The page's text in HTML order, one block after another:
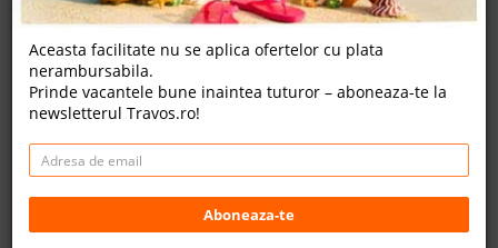
Bruges, Flanders, Belgia
Cazare - 1,822.00 EUR
Rezerva acum
Cazare
Detalii hotel
CAZARE
CHARTER AVION
CAZARE + AUTOCAR
CONTACT
Aceasta facilitate nu se aplica ofertelor cu plata
nerambursabila.
Prinde vacantele bune inaintea tuturor – aboneaza-te la
newsletterul Travos.ro!
Aboneaza-te